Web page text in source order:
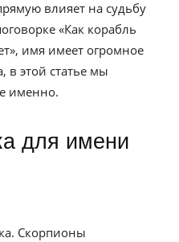
влияет на судьбу
«Как корабль
имя имеет огромное
в этой статье мы
именно.
Скорпионы